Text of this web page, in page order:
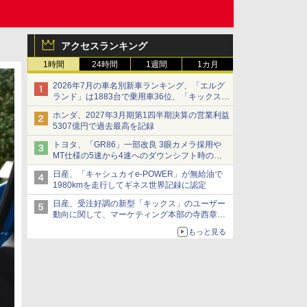
アクセスランキング
1時間 24時間 1週間 1カ月
2026年7月の車名別新車ランキング、「エルグ
ランド」は1883台で乗用車36位、「キックス」
は2591台で27位に
ホンダ、2027年3月期第1四半期決算の営業利益
5307億円で過去最高を記録
トヨタ、「GR86」一部改良 3眼カメラ採用や
MT仕様の5速から4速へのダウンシフト時の操
作性向上など
日産、「キャシュカイe-POWER」が無給油で
1980kmを走行してギネス世界記録に認定
日産、受注好調の新型「キックス」のユーザー
動向に関して、マーケティング本部の寺西章氏
もっと見る